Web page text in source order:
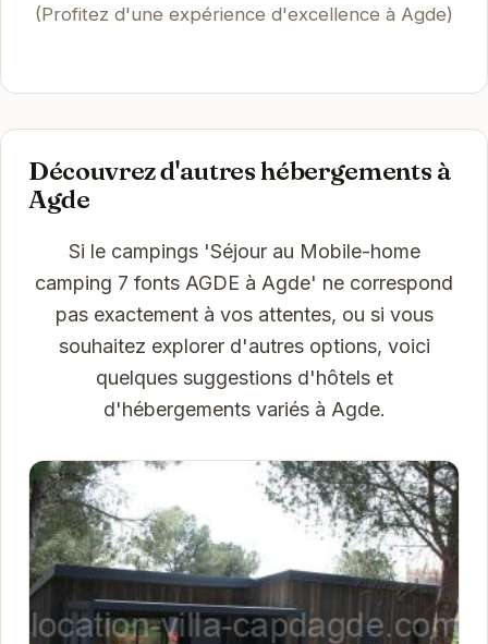
(Profitez d'une expérience d'excellence à Agde)
Découvrez d'autres hébergements à
Agde
Si le campings 'Séjour au Mobile-home
camping 7 fonts AGDE à Agde' ne correspond
pas exactement à vos attentes, ou si vous
souhaitez explorer d'autres options, voici
quelques suggestions d'hôtels et
d'hébergements variés à Agde.